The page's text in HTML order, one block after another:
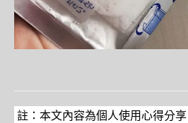
註：本文內容為個人使用心得分